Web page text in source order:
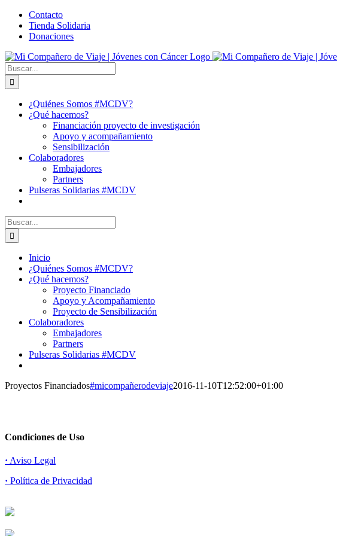
Saltar
contenido
Facebook
YouTube
Instagram
Correo
electrónico
WhatsAppContacto
Tienda Solidaria
Donaciones
Buscar:
¿Quiénes Somos #MCDV?
¿Qué hacemos?
Financiación proyecto de investigación
Apoyo y acompañamiento
Sensibilización
Colaboradores
Embajadores
Partners
Pulseras Solidarias #MCDV
Buscar:
Inicio
¿Quiénes Somos #MCDV?
¿Qué hacemos?
Proyecto Financiado
Apoyo y Acompañamiento
Proyecto de Sensibilización
Colaboradores
Embajadores
Partners
Pulseras Solidarias #MCDV
Proyectos Financiados#micompañerodeviaje2016-11-10T12:52:00+01:00
Condiciones de Uso
· Aviso Legal
· Política de Privacidad